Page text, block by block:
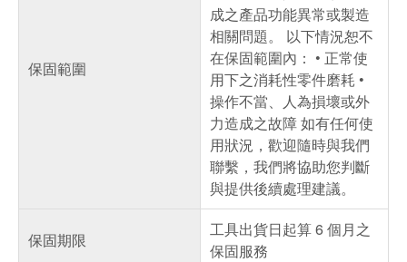
保固範圍
成之產品功能異常或製造
相關問題。 以下情況恕不
在保固範圍內： • 正常使
用下之消耗性零件磨耗 •
操作不當、人為損壞或外
力造成之故障 如有任何使
用狀況，歡迎隨時與我們
聯繫，我們將協助您判斷
與提供後續處理建議。
保固期限
工具出貨日起算 6 個月之
保固服務